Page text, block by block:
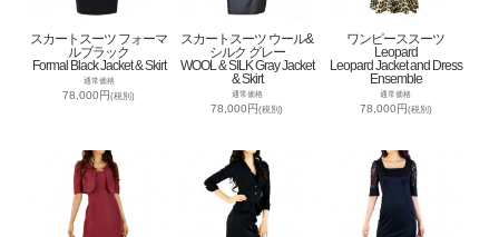
スカートスーツ フォーマ
ルブラック
Formal Black Jacket & Skirt
通常価格
78,000円(税別)
スカートスーツ ウール&
シルク グレー
WOOL & SILK Gray Jacket
& Skirt
通常価格
78,000円(税別)
ワンピーススーツ
Leopard
Leopard Jacket and Dress
Ensemble
通常価格
78,000円(税別)